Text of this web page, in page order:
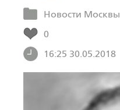
Новости Москвы
0
16:25 30.05.2018